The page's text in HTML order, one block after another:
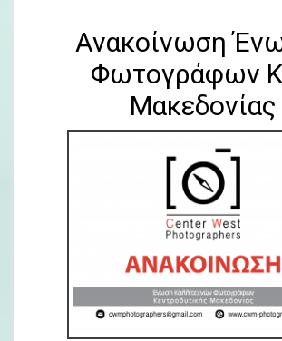
Ανακοίνωση
Φωτογράφων
Μακεδονίας